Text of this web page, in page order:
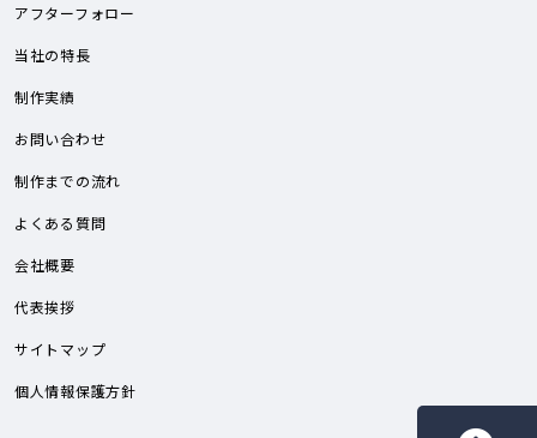
アフターフォロー
当社の特長
制作実績
お問い合わせ
制作までの流れ
よくある質問
会社概要
代表挨拶
サイトマップ
個人情報保護方針